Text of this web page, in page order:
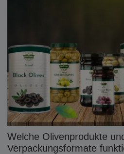
Welche Olivenprodukte
Verpackungsformate